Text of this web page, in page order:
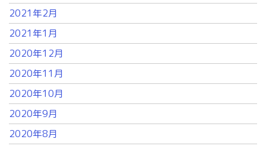
2021年2月
2021年1月
2020年12月
2020年11月
2020年10月
2020年9月
2020年8月